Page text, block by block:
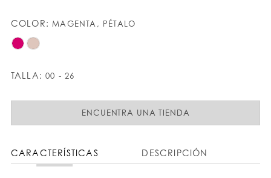
COLOR: MAGENTA, PÉTALO
TALLA: 00 - 26
ENCUENTRA UNA TIENDA
CARACTERÍSTICAS DESCRIPCIÓN